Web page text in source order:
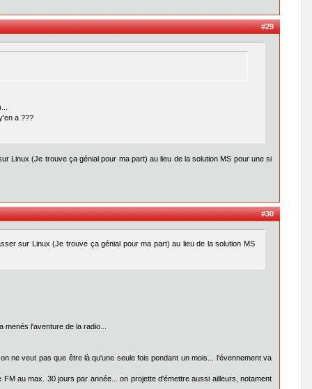
#29
a ???
Linux (Je trouve ça génial pour ma part) au lieu de la solution MS pour une si
#30
sur Linux (Je trouve ça génial pour ma part) au lieu de la solution MS
l'aventure de la radio...
ne veut pas que être là qu'une seule fois pendant un mois... l'évennement va
au max. 30 jours par année... on projette d'émettre aussi ailleurs, notament